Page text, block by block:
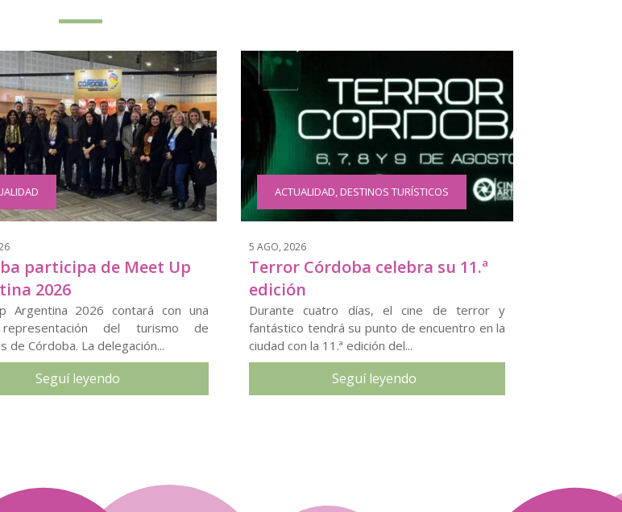
participa de Meet Up
2026
Argentina 2026 contará con una
del turismo de
de Córdoba. La delegación...
Seguí leyendo
ACTUALIDAD,DESTINOS TURÍSTICOS
5 AGO, 2026
Terror Córdoba celebra su 11.ª
edición
Durante cuatro días, el cine de terror y
fantástico tendrá su punto de encuentro en la
ciudad con la 11.ª edición del...
Seguí leyendo